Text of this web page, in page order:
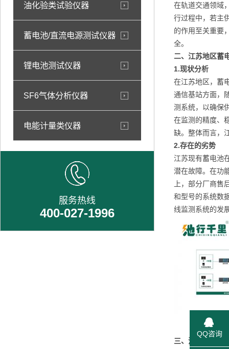
油化验类试验仪器
蓄电池/直流电源测试仪器
锂电池测试仪器
SF6气体分析仪器
电能计量类仪器
服务热线
400-027-1996
在轨道交通领域
行过程中，若主
的作用至关重要
全。
二、江苏地区蓄
1.现状分析
在江苏地区，蓄
通信基站方面，
测系统，以确保
在监测的精度、
缺。整体而言，
2.存在的劣势
江苏现有蓄电池
潜在故障。在功
上，部分厂商
和型号的系统数
线监测系统的发
三、池行千里
QQ咨询